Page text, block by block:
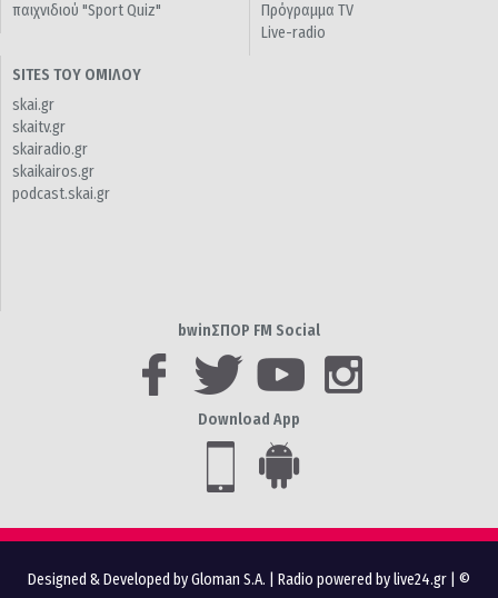
παιχνιδιού "Sport Quiz"
Πρόγραμμα TV
Live-radio
SITES ΤΟΥ ΟΜΙΛΟΥ
skai.gr
skaitv.gr
skairadio.gr
skaikairos.gr
podcast.skai.gr
bwinΣΠΟΡ FM Social
Download App
Designed & Developed by Gloman S.A. Radio powered by live24.gr | ©